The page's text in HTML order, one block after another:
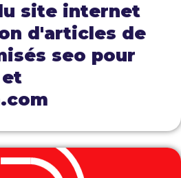
site internet
d'articles de
seo pour
et